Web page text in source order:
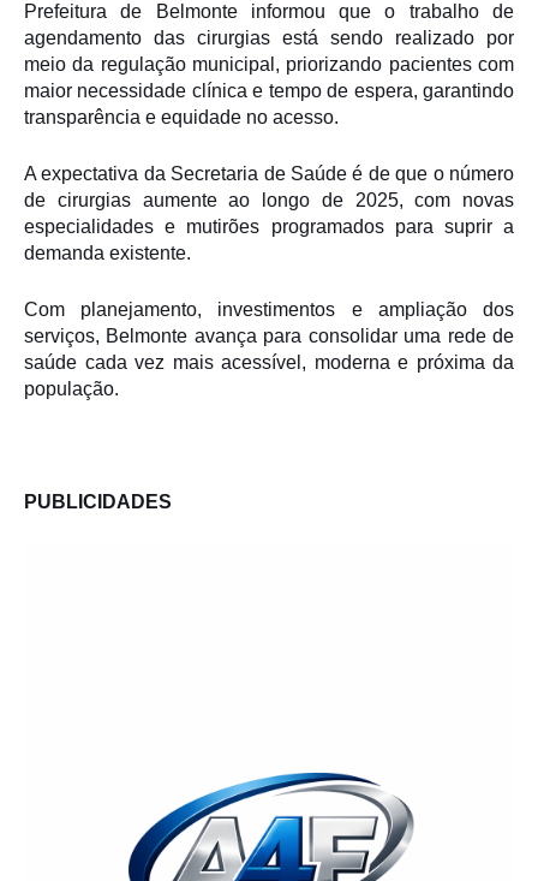
Prefeitura de Belmonte informou que o trabalho de
agendamento das cirurgias está sendo realizado por
meio da regulação municipal, priorizando pacientes com
maior necessidade clínica e tempo de espera, garantindo
transparência e equidade no acesso.
A expectativa da Secretaria de Saúde é de que o número
de cirurgias aumente ao longo de 2025, com novas
especialidades e mutirões programados para suprir a
demanda existente.
Com planejamento, investimentos e ampliação dos
serviços, Belmonte avança para consolidar uma rede de
saúde cada vez mais acessível, moderna e próxima da
população.
PUBLICIDADES